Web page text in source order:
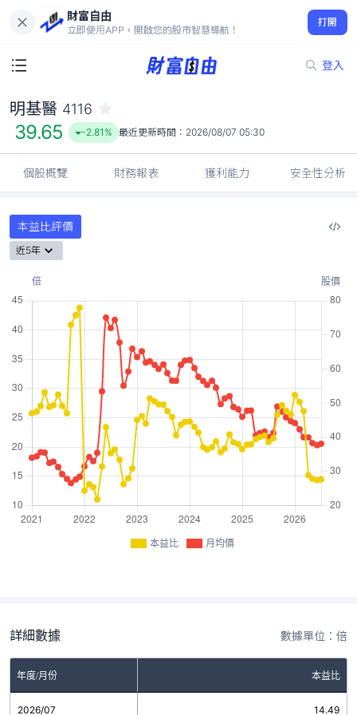
財富自由
立即使用APP，開啟您的股市智慧導航！
打開
登入
39.65
-2.81%
明基醫 4116
39.65 -2.81% 最近更新時間： 2026/08/07 05:30
個股概覽 財務報表 獲利能力 安全性分析
本益比評價
近5年
本益比 月均價
詳細數據 數據單位：倍
年度/月份 本益比
2026/07 14.49